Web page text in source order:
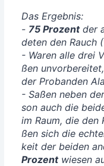
Das Ergeb­nis:
- 75 Pro­zentder
de­ten den Rauch
- Waren alle drei
ßen
der Pro­ban­den
- Saßen neben
son auch die
im Raum, die
ßen sich die
keit der bei­den
Pro­zentwie­sen